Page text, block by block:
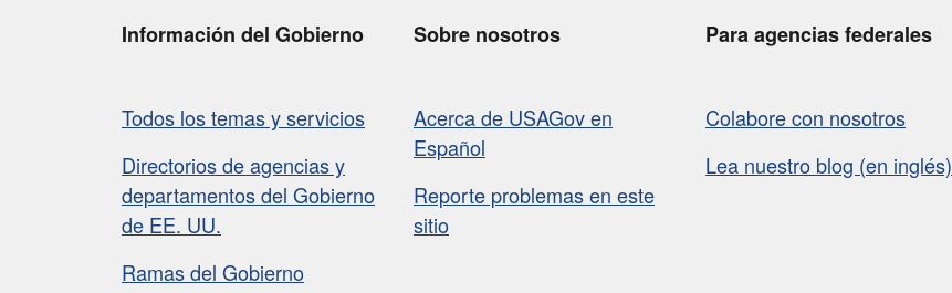
Información del Gobierno
Todos los temas y servicios
Directorios de agencias y
departamentos del Gobierno
de EE. UU.
Ramas del Gobierno
Sobre nosotros
Acerca de USAGov en
Español
Reporte problemas en este
sitio
Para agencias federales
Colabore con nosotros
Lea nuestro blog (en inglés)